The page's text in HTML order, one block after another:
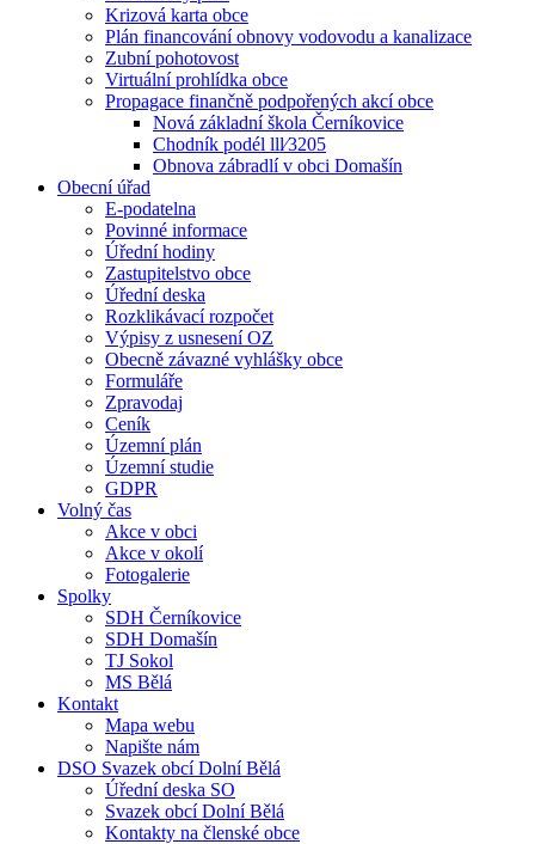
Krizová karta obce
Plán financování obnovy vodovodu a kanalizace
Zubní pohotovost
Virtuální prohlídka obce
Propagace finančně podpořených akcí obce
Nová základní škola Černíkovice
Chodník podél lll⁄3205
Obnova zábradlí v obci Domašín
Obecní úřad
E-podatelna
Povinné informace
Úřední hodiny
Zastupitelstvo obce
Úřední deska
Rozklikávací rozpočet
Výpisy z usnesení OZ
Obecně závazné vyhlášky obce
Formuláře
Zpravodaj
Ceník
Územní plán
Územní studie
GDPR
Volný čas
Akce v obci
Akce v okolí
Fotogalerie
Spolky
SDH Černíkovice
SDH Domašín
TJ Sokol
MS Bělá
Kontakt
Mapa webu
Napište nám
DSO Svazek obcí Dolní Bělá
Úřední deska SO
Svazek obcí Dolní Bělá
Kontakty na členské obce